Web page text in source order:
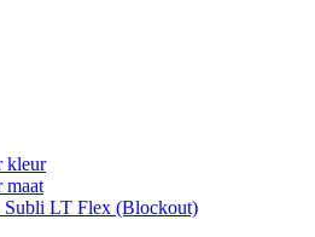
kleur
maat
Subli LT Flex (Blockout)